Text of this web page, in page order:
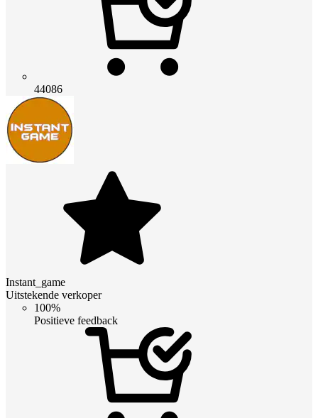
44086
Instant_game
Uitstekende verkoper
100%
Positieve feedback